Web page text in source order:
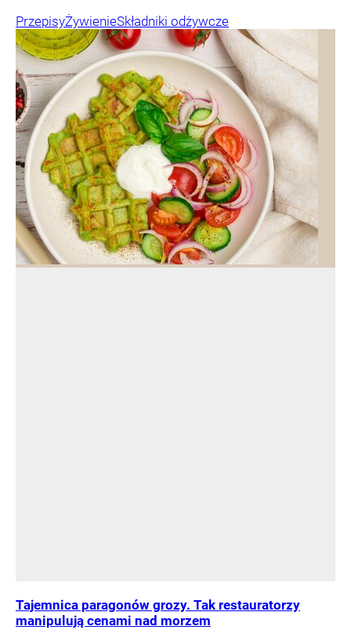
PrzepisyŻywienieSkładniki odżywcze
Tajemnica paragonów grozy. Tak restauratorzy
manipulują cenami nad morzem